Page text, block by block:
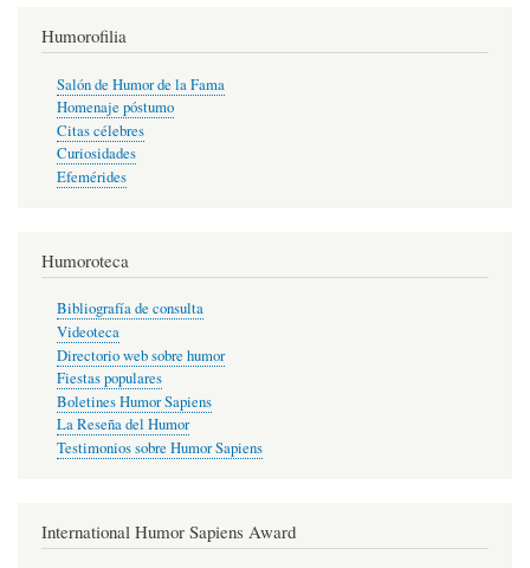
Humorofilia
Salón de Humor de la Fama
Homenaje póstumo
Citas célebres
Curiosidades
Efemérides
Humoroteca
Bibliografía de consulta
Videoteca
Directorio web sobre humor
Fiestas populares
Boletines Humor Sapiens
La Reseña del Humor
Testimonios sobre Humor Sapiens
International Humor Sapiens Award